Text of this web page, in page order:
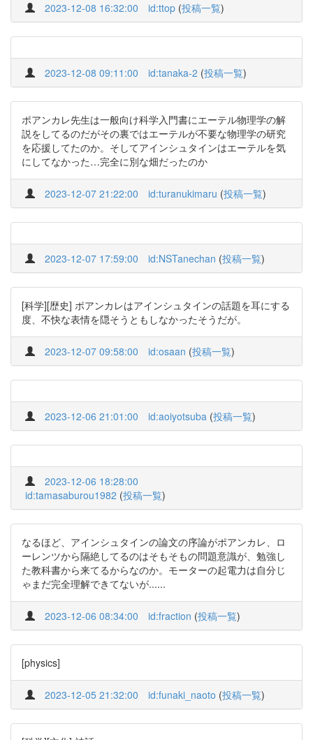
2023-12-08 16:32:00 id:ttop (投稿一覧)
2023-12-08 09:11:00 id:tanaka-2 (投稿一覧)
ポアンカレ先生は一般向け科学入門書にエーテル物理学の解
説をしてるのだがその裏ではエーテルが不要な物理学の研究
を応援してたのか。そしてアインシュタインはエーテルを気
にしてなかった…完全に別な畑だったのか
2023-12-07 21:22:00 id:turanukimaru (投稿一覧)
2023-12-07 17:59:00 id:NSTanechan (投稿一覧)
[科学][歴史] ポアンカレはアインシュタインの話題を耳にする
度、不快な表情を隠そうともしなかったそうだが。
2023-12-07 09:58:00 id:osaan (投稿一覧)
2023-12-06 21:01:00 id:aoiyotsuba (投稿一覧)
2023-12-06 18:28:00
id:tamasaburou1982 (投稿一覧)
なるほど、アインシュタインの論文の序論がポアンカレ、ロ
ーレンツから隔絶してるのはそもそもの問題意識が、勉強し
た教科書から来てるからなのか。モーターの起電力は自分じ
ゃまだ完全理解できてないが......
2023-12-06 08:34:00 id:fraction (投稿一覧)
[physics]
2023-12-05 21:32:00 id:funaki_naoto (投稿一覧)